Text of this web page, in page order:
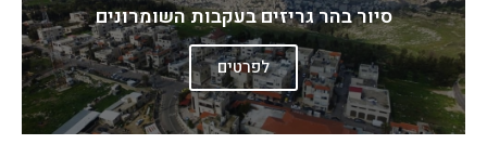
סיור בהר גריזים בעקבות השומרונים
לפרטים